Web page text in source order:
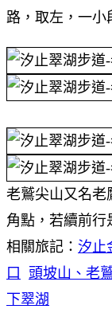
路，取左，一小
老鷲尖山又名老
角點，若續前行
相關旅記： 汐止
口
頭坡山、老
下翠湖